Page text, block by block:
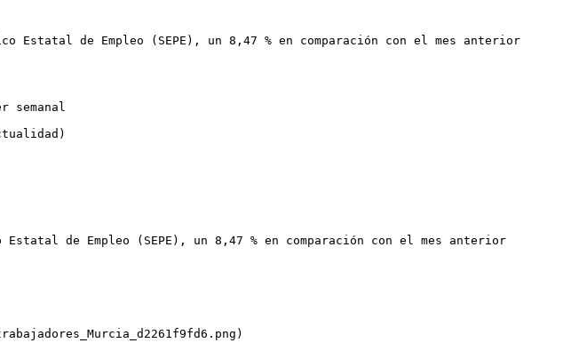
de Empleo (SEPE), un 8,47 % en comparación con el mes anterior
semanal
de Empleo (SEPE), un 8,47 % en comparación con el mes anterior